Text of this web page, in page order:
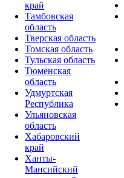
край
Тамбовская
область
Тверская область
Томская область
Тульская область
Тюменская
область
Удмуртская
Республика
Ульяновская
область
Хабаровский
край
Ханты-
Мансийский